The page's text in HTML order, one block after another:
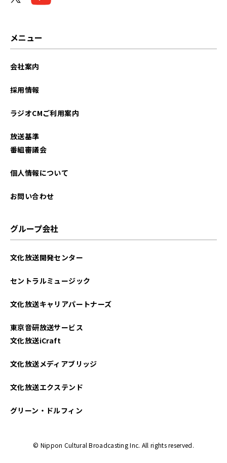
メニュー
会社案内
採用情報
ラジオCMご利用案内
放送基準
番組審議会
個人情報について
お問い合わせ
グループ会社
文化放送開発センター
セントラルミュージック
文化放送キャリアパートナーズ
東京音研放送サービス
文化放送iCraft
文化放送メディアブリッジ
文化放送エクステンド
グリーン・ドルフィン
© Nippon Cultural Broadcasting Inc. All rights reserved.